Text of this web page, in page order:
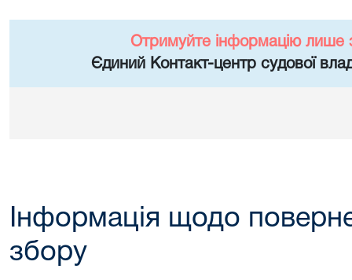
Отримуйте інформацію лише
Єдиний Контакт-центр судової
Інформація щодо
збору